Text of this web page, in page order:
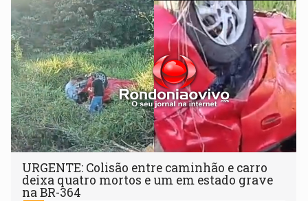
URGENTE: Colisão entre caminhão e carro
deixa quatro mortos e um em estado grave
na BR-364